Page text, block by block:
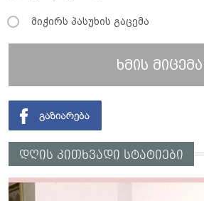
მიჭირს პასუხის გაცემა
ხმის მიცემა
დღის კითხვადი სტატიები